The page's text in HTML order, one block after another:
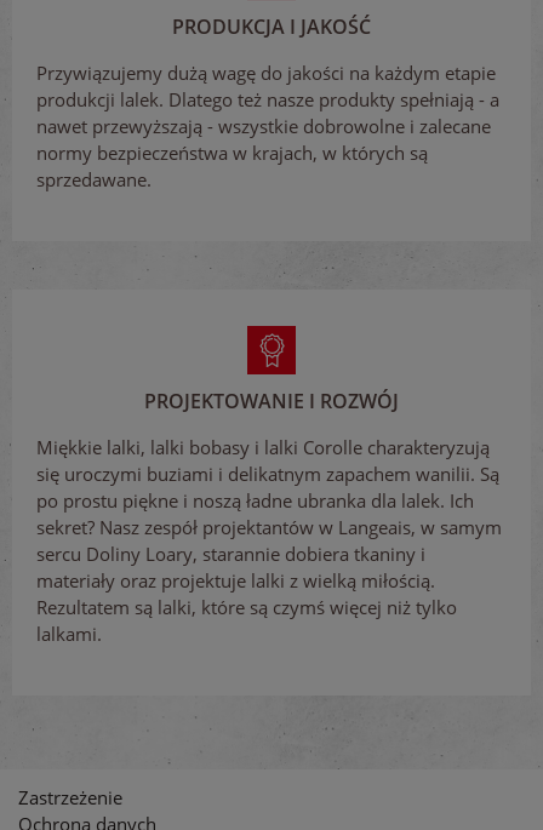
PRODUKCJA I JAKOŚĆ
Przywiązujemy dużą wagę do jakości na każdym etapie
produkcji lalek. Dlatego też nasze produkty spełniają - a
nawet przewyższają - wszystkie dobrowolne i zalecane
normy bezpieczeństwa w krajach, w których są
sprzedawane.
PROJEKTOWANIE I ROZWÓJ
Miękkie lalki, lalki bobasy i lalki Corolle charakteryzują
się uroczymi buziami i delikatnym zapachem wanilii. Są
po prostu piękne i noszą ładne ubranka dla lalek. Ich
sekret? Nasz zespół projektantów w Langeais, w samym
sercu Doliny Loary, starannie dobiera tkaniny i
materiały oraz projektuje lalki z wielką miłością.
Rezultatem są lalki, które są czymś więcej niż tylko
lalkami.
Zastrzeżenie
Ochrona danych